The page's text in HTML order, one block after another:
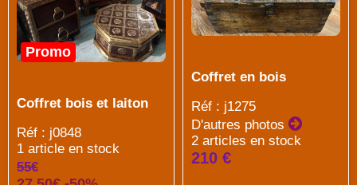
Promo
Coffret bois et laiton
Réf : j0848
1 article en stock
55€
Coffret en bois
Réf : j1275
D'autres photos
2 articles en stock
210 €